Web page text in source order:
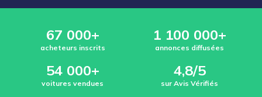
67 000+
acheteurs inscrits
1 100 000+
annonces diffusées
54 000+
voitures vendues
4,8/5
sur Avis Vérifiés